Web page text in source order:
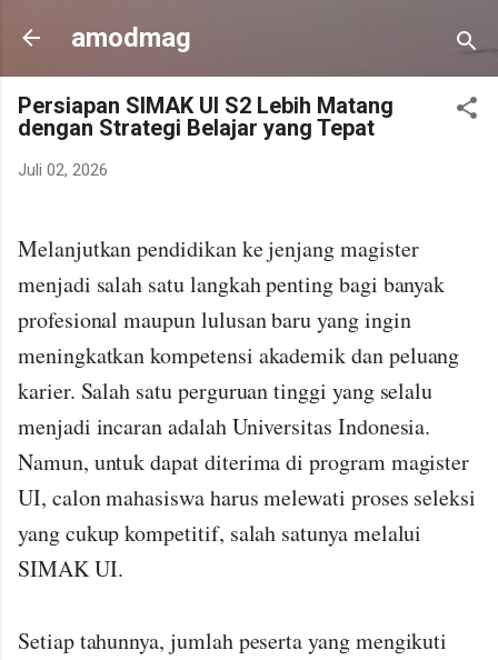
Langsung ke konten utama
amodmag
Persiapan SIMAK UI S2 Lebih Matang
dengan Strategi Belajar yang Tepat
Juli 02, 2026
Melanjutkan pendidikan ke jenjang magister
menjadi salah satu langkah penting bagi banyak
profesional maupun lulusan baru yang ingin
meningkatkan kompetensi akademik dan peluang
karier. Salah satu perguruan tinggi yang selalu
menjadi incaran adalah Universitas Indonesia.
Namun, untuk dapat diterima di program magister
UI, calon mahasiswa harus melewati proses seleksi
yang cukup kompetitif, salah satunya melalui
SIMAK UI.
Setiap tahunnya, jumlah peserta yang mengikuti